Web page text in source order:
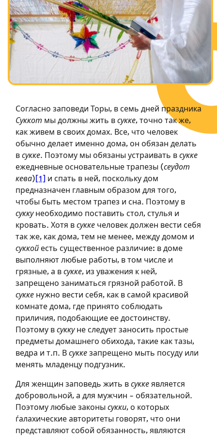
Посты в память о разрушенном Храме
Ханука
Пурим
Согласно заповеди Торы, в семь дней праздника
Суккот мы должны жить в сукке, точно так же,
как живем в своих домах. Все, что человек
обычно делает именно дома, он обязан делать
в сукке. Поэтому мы обязаны устраивать в сукке
ежедневные основательные трапезы (сеудот
кева) [1] и спать в ней, поскольку дом
предназначен главным образом для того,
чтобы быть местом трапез и сна. Поэтому в
суккунеобходимо поставить стол, стулья и
кровать. Хотя в сукке человек должен вести себя
так же, как дома, тем не менее, между домом и
суккой есть существенное различие: в доме
выполняют любые работы, в том числе и
грязные, а в сукке, из уважения к ней,
запрещено заниматься грязной работой. В
сукке нужно вести себя, как в самой красивой
комнате дома, где принято соблюдать
приличия, подобающие ее достоинству.
Поэтому в суккуне следует заносить простые
предметы домашнего обихода, такие как тазы,
ведра и т.п. В сукке запрещено мыть посуду или
менять младенцу подгузник.
Для женщин заповедь жить в сукке является
добровольной, а для мужчин – обязательной.
Поэтому любые законы сукки, о которых
ѓалахические авторитеты говорят, что они
представляют собой обязанность, являются
Зарегистрироваться
на сайте
Чтобы делать пометки на сайте,
необходимо зарегистрироваться.